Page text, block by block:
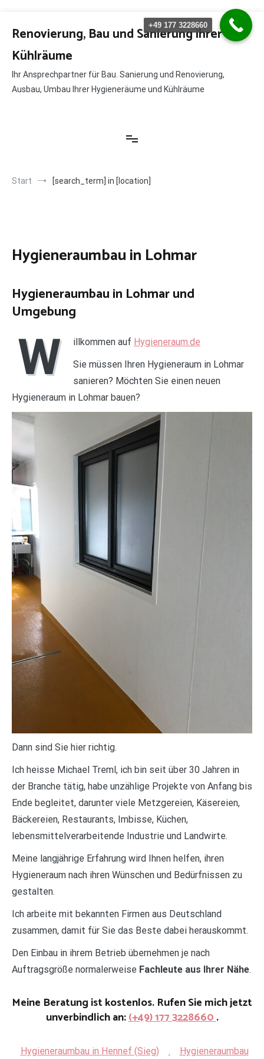
Inhalt
springen
Renovierung, Bau und Sanierung ihrer
Kühlräume
Ihr Ansprechpartner für Bau. Sanierung und Renovierung,
Ausbau, Umbau Ihrer Hygieneräume und Kühlräume
Start [search_term] in [location]
Hygieneraumbau in Lohmar
Hygieneraumbau in Lohmar und
Umgebung
W illkommen auf Hygieneraum.de
Sie müssen Ihren Hygieneraum in Lohmar
sanieren? Möchten Sie einen neuen
Hygieneraum in Lohmar bauen?
Dann sind Sie hier richtig.
Ich heisse Michael Treml, ich bin seit über 30 Jahren in
der Branche tätig, habe unzählige Projekte von Anfang bis
Ende begleitet, darunter viele Metzgereien, Käsereien,
Bäckereien, Restaurants, Imbisse, Küchen,
lebensmittelverarbeitende Industrie und Landwirte.
Meine langjährige Erfahrung wird Ihnen helfen, ihren
Hygieneraum nach ihren Wünschen und Bedürfnissen zu
gestalten.
Ich arbeite mit bekannten Firmen aus Deutschland
zusammen, damit für Sie das Beste dabei herauskommt.
Den Einbau in ihrem Betrieb übernehmen je nach
Auftragsgröße normalerweise Fachleute aus Ihrer Nähe.
Meine Beratung ist kostenlos. Rufen Sie mich jetzt
unverbindlich an:(+49) 177 3228660.
Hygieneraumbau in Hennef (Sieg) . Hygieneraumbau
+49 177 3228660